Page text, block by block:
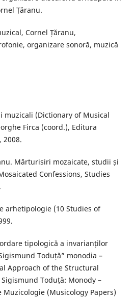
Țăranu.
Cornel Țăranu,
organizare sonoră, muzică
(Dictionary of Musical
Firca (coord.), Editura
2008.
Mărturisiri mozaicate, studii și
Confessions, Studies
arhetipologie (10 Studies of
tipologică a invarianților
Toduță” monodia –
Approach of the Structural
Toduță: Monody –
(Musicology Papers)